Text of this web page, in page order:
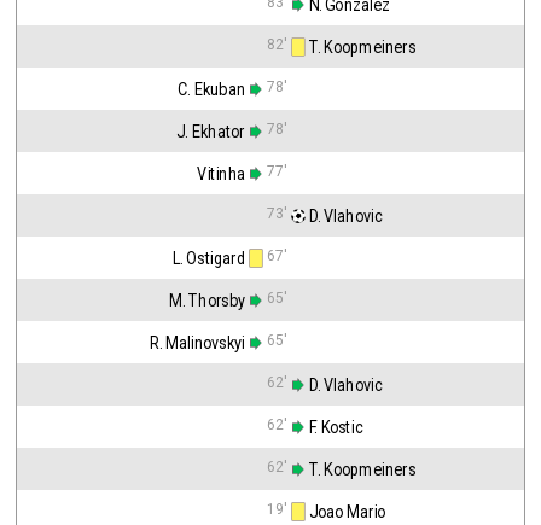
N. Gonzalez
82' T. Koopmeiners
C. Ekuban 78'
J. Ekhator 78'
Vitinha 77'
73' D. Vlahovic
L. Ostigard 67'
M. Thorsby 65'
R. Malinovskyi 65'
62' D. Vlahovic
62' F. Kostic
62' T. Koopmeiners
19' Joao Mario